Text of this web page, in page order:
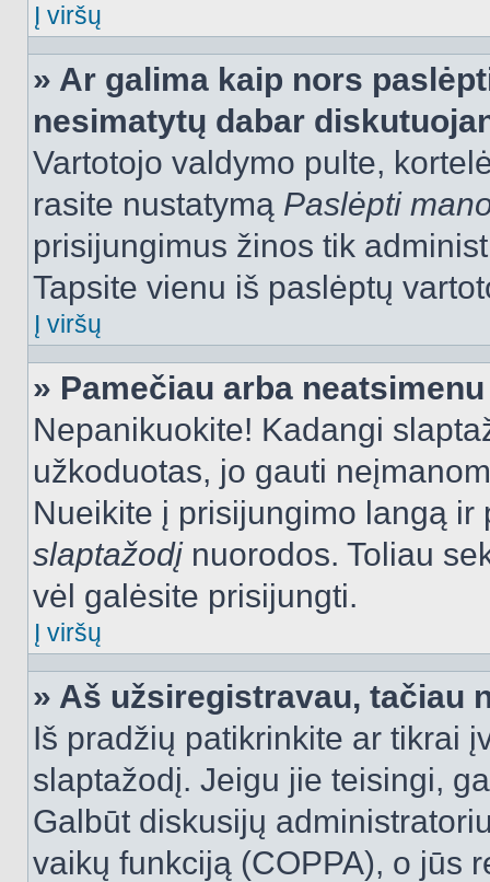
Į viršų
» Ar galima kaip nors
nesimatytų dabar
Vartotojo valdymo pulte,
rasite nustatymą Paslėpti
prisijungimus žinos tik
Tapsite vienu iš paslėptų
Į viršų
» Pamečiau arba
Nepanikuokite! Kadangi
užkoduotas, jo gauti
Nueikite į prisijungimo langą
slaptažodįnuorodos. Toliau
vėl galėsite prisijungti.
Į viršų
» Aš užsiregistravau, tačiau
Iš pradžių patikrinkite ar tikrai
slaptažodį. Jeigu jie teisingi,
Galbūt diskusijų
vaikų funkciją (COPPA), o jūs